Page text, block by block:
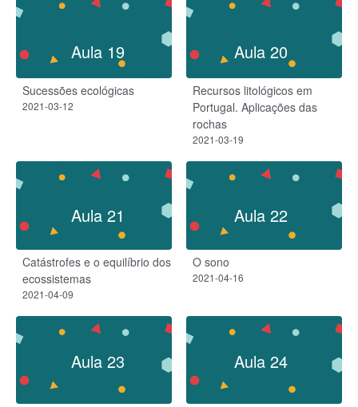
Aula 19
Sucessões ecológicas
2021-03-12
Aula 20
Recursos litológicos em
Portugal. Aplicações das
rochas
2021-03-19
Aula 21
Catástrofes e o equilíbrio dos
ecossistemas
2021-04-09
Aula 22
O sono
2021-04-16
Aula 23 Aula 24